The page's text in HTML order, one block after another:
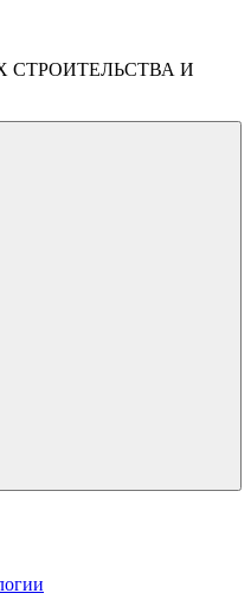
СТРОИТЕЛЬСТВА И